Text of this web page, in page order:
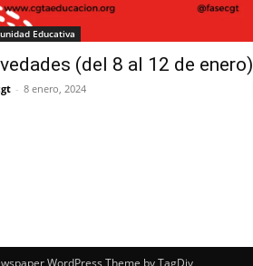
Educativa
(del 8 al 12 de enero)
- 8 enero, 2024
WordPress Theme by TagDiv